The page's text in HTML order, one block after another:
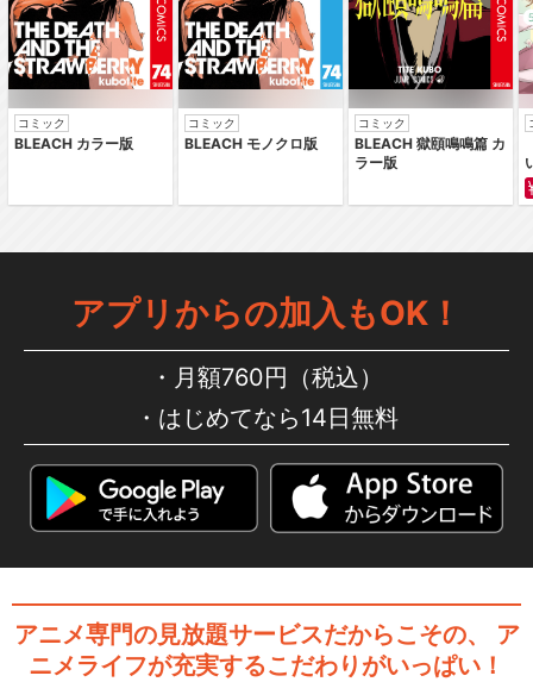
コミック
BLEACH カラー版
コミック
BLEACH モノクロ版
コミック
BLEACH 獄頤鳴鳴篇 カ
ラー版
アプリからの加入もOK！
月額760円（税込）
はじめてなら14日無料
アニメ専門の見放題サービスだからこその、
ア
ニメライフが充実するこだわりがいっぱい！